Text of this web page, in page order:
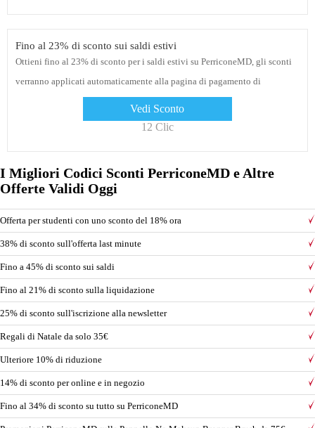
Fino al 23% di sconto sui saldi estivi
Ottieni fino al 23% di sconto per i saldi estivi su PerriconeMD, gli sconti
verranno applicati automaticamente alla pagina di pagamento di
Vedi Sconto
12 Clic
I Migliori Codici Sconti PerriconeMD e Altre
Offerte Validi Oggi
Offerta per studenti con uno sconto del 18% ora
38% di sconto sull'offerta last minute
Fino a 45% di sconto sui saldi
Fino al 21% di sconto sulla liquidazione
25% di sconto sull'iscrizione alla newsletter
Regali di Natale da solo 35€
Ulteriore 10% di riduzione
14% di sconto per online e in negozio
Fino al 34% di sconto su tutto su PerriconeMD